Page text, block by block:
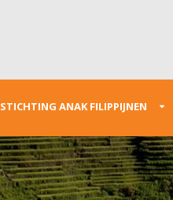
STICHTING ANAK FILIPPIJNEN